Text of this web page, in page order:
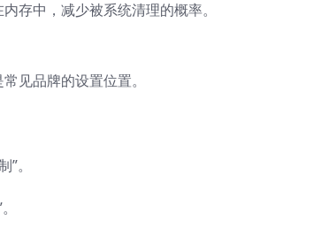
存中，减少被系统清理的概率。
见品牌的设置位置。
。